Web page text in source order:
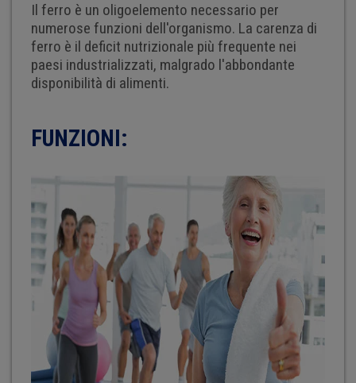
Il ferro è un oligoelemento necessario per
numerose funzioni dell'organismo. La carenza di
ferro è il deficit nutrizionale più frequente nei
paesi industrializzati, malgrado l'abbondante
disponibilità di alimenti.
FUNZIONI: